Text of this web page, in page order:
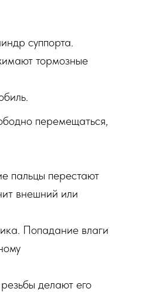
суппорта.
тормозные
перемещаться,
пальцы перестают
внешний или
Попадание влаги
делают его